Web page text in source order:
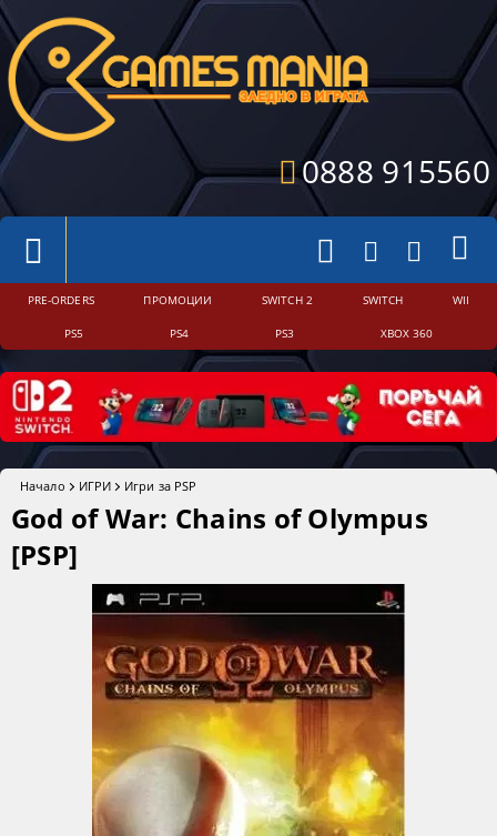
0888 915560
PRE-ORDERS ПРОМОЦИИ SWITCH 2 SWITCH WII
PS5 PS4 PS3 XBOX 360
Начало ИГРИ Игри за PSP
God of War: Chains of Olympus
[PSP]